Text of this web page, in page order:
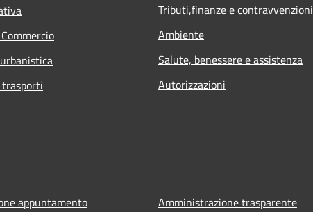
Tributi,finanze e contravvenzioni
Ambiente
Salute, benessere e assistenza
Autorizzazioni
appuntamento Amministrazione trasparente